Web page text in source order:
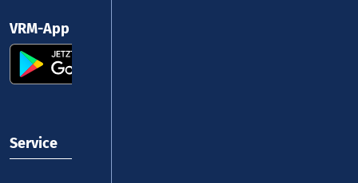
VRM-App nutzen und durchstarten
Service